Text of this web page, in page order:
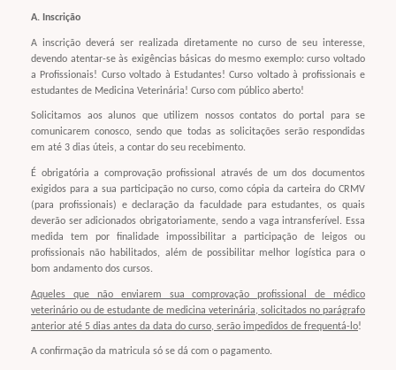
A. Inscrição
A inscrição deverá ser realizada diretamente no curso de seu interesse,
devendo atentar-se às exigências básicas do mesmo exemplo: curso voltado
a Profissionais! Curso voltado à Estudantes! Curso voltado à profissionais e
estudantes de Medicina Veterinária! Curso com público aberto!
Solicitamos aos alunos que utilizem nossos contatos do portal para se
comunicarem conosco, sendo que todas as solicitações serão respondidas
em até 3 dias úteis, a contar do seu recebimento.
É obrigatória a comprovação profissional através de um dos documentos
exigidos para a sua participação no curso, como cópia da carteira do CRMV
(para profissionais) e declaração da faculdade para estudantes, os quais
deverão ser adicionados obrigatoriamente, sendo a vaga intransferível. Essa
medida tem por finalidade impossibilitar a participação de leigos ou
profissionais não habilitados, além de possibilitar melhor logística para o
bom andamento dos cursos.
Aqueles que não enviarem sua comprovação profissional de médico
veterinário ou de estudante de medicina veterinária, solicitados no parágrafo
anterior até 5 dias antes da data do curso, serão impedidos de frequentá-lo!
A confirmação da matricula só se dá com o pagamento.